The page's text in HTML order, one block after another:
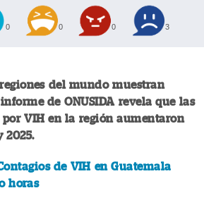
0 0 0 3
del mundo muestran
de ONUSIDA revela que las
VIH en la región aumentaron
2025.
de VIH en Guatemala
horas